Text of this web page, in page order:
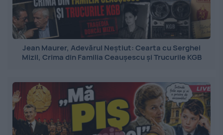
Jean Maurer, Adevărul Neștiut: Cearta cu Serghei
Mizil, Crima din Familia Ceaușescu și Trucurile KGB